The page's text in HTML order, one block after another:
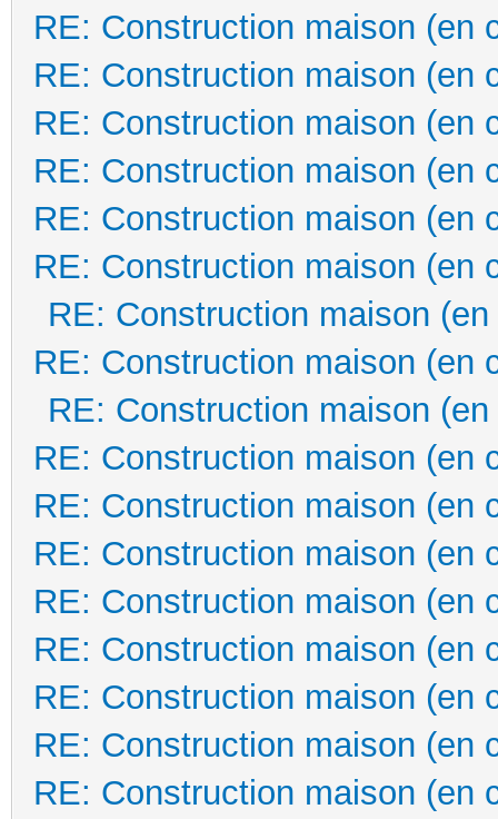
RE: Construction maison (en
RE: Construction maison (en
RE: Construction maison (en
RE: Construction maison (en
RE: Construction maison (en
RE: Construction maison (en
RE: Construction maison
RE: Construction maison (en
RE: Construction maison
RE: Construction maison (en
RE: Construction maison (en
RE: Construction maison (en
RE: Construction maison (en
RE: Construction maison (en
RE: Construction maison (en
RE: Construction maison (en
RE: Construction maison (en